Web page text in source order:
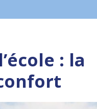
: la